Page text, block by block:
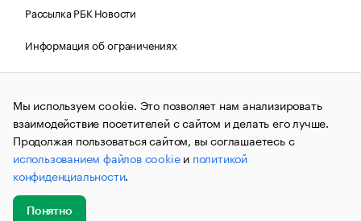
Рассылка РБК Новости
Информация об ограничениях
Правовая информация
О соблюдении авторских прав
© АО «РОСБИЗНЕСКОНСАЛТИНГ»,1995–2026.Сообщения
и материалы информационного агентства «РБК»
(зарегистрировано Федеральной службой по надзору в сфере
связи, информационных технологий и массовых
коммуникаций (Роскомнадзор) 09.12.2015 за номером ИА
№ФС77-63848) сопровождаются пометкой «РБК». Отдельные
публикации могут содержать информацию,
не предназначенную для пользователей
до 18 лет.
Мы используем cookie. Это позволяет нам анализировать
взаимодействие посетителей с сайтом и делать его лучше.
Продолжая пользоваться сайтом, вы соглашаетесь с
использованием файлов cookieи политикой
конфиденциальности.
Понятно